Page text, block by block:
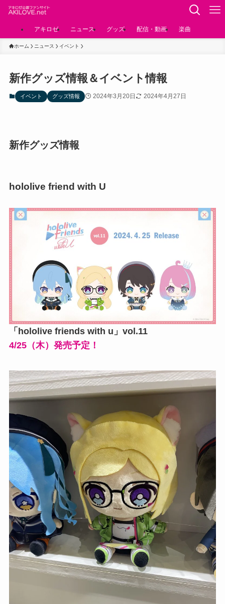
アキロゼ ニュース グッズ 配信・動画 楽曲
ホーム ニュース イベント
新作グッズ情報＆イベント情報
イベント グッズ情報 2024年3月20日 2024年4月27日
新作グッズ情報
hololive friend with U
「hololive friends with u」vol.11
4/25（木）発売予定！